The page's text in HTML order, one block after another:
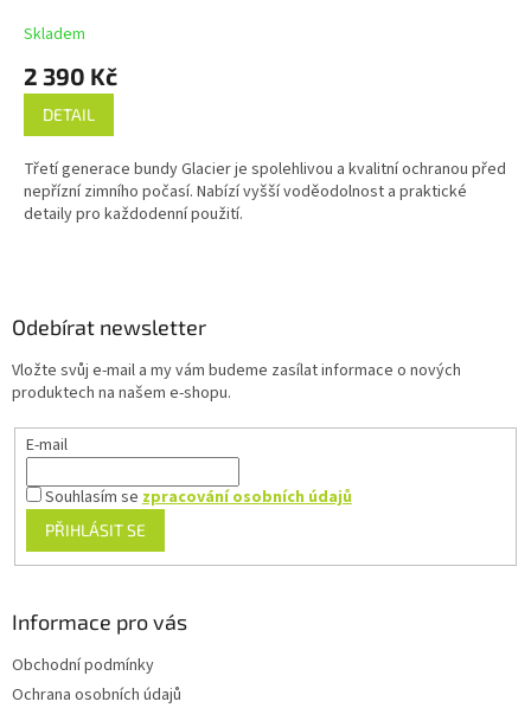
Skladem
2 390 Kč
DETAIL
Třetí generace bundy Glacier je spolehlivou a kvalitní ochranou před
nepřízní zimního počasí. Nabízí vyšší voděodolnost a praktické
detaily pro každodenní použití.
Odebírat newsletter
Vložte svůj e-mail a my vám budeme zasílat informace o nových
produktech na našem e-shopu.
E-mail
Souhlasím sezpracování osobních údajů
PŘIHLÁSIT SE
Informace pro vás
Obchodní podmínky
Ochrana osobních údajů